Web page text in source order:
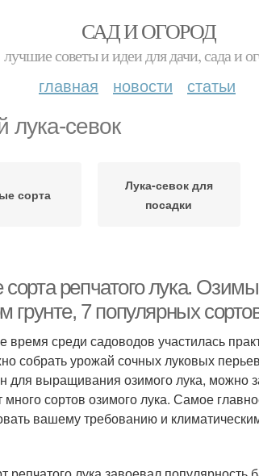
САД И ОГОРОД
лучшие советы и идеи для дачи, сада и
главная новости статьи
лука-севок
сорта
Лука-севок для
посадки
репчатого лука.
грунте, 7 популярных
время среди садоводов участилась
собрать урожай сочных луковых
для выращивания озимого лука, можно
много сортов озимого лука. Самое
вашему требованию и